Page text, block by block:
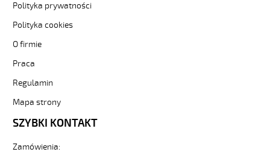
numer-
3-
Sterownicze
OZ-
500
PUR
2x0,75
elastyczny
Polityka prywatności
Polityka cookies
O firmie
Praca
Regulamin
Mapa strony
SZYBKI KONTAKT
Zamówienia: